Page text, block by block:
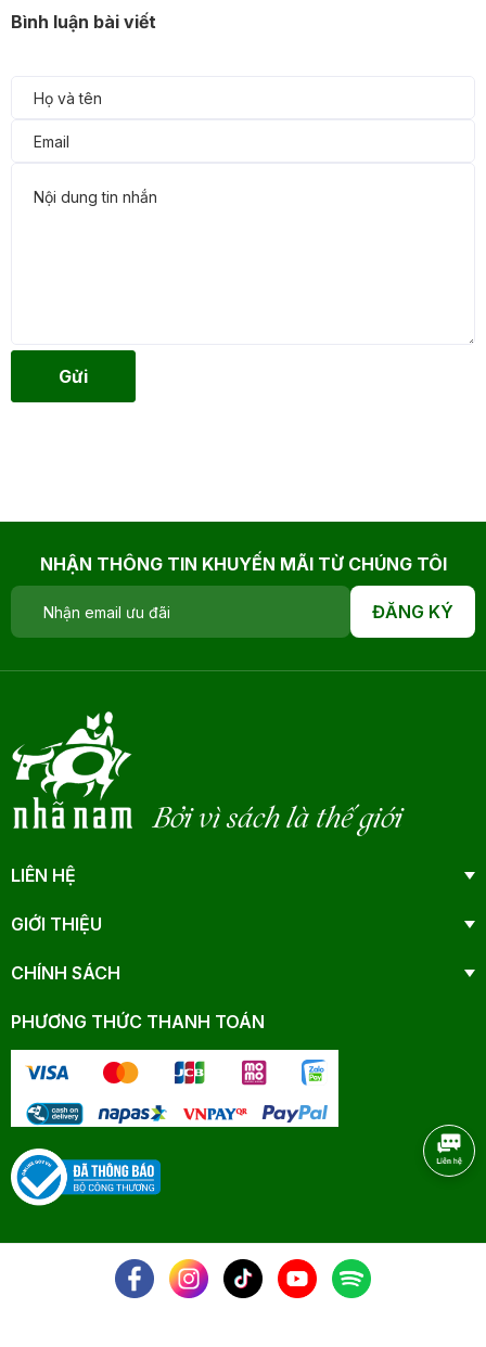
Bình luận bài viết
Gửi
NHẬN THÔNG TIN KHUYẾN MÃI TỪ CHÚNG TÔI
ĐĂNG KÝ
Bởi vì sách là thế giới
LIÊN HỆ
GIỚI THIỆU
CHÍNH SÁCH
PHƯƠNG THỨC THANH TOÁN